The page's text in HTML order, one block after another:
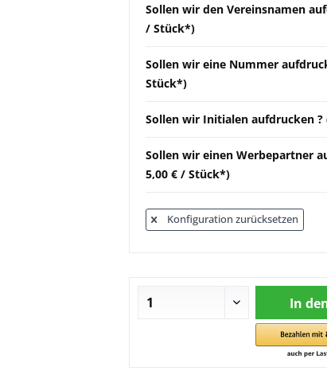
Sollen wir den Vereinsnamen
/ Stück*)
Sollen wir eine Nummer
Stück*)
Sollen wir Initialen aufdrucken ?
Sollen wir einen Werbepartner
5,00 € / Stück*)
Konfiguration zurücksetzen
In